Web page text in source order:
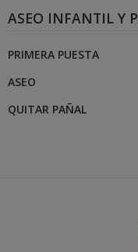
ASEO INFANTIL Y
PRIMERA PUESTA
ASEO
QUITAR PAÑAL